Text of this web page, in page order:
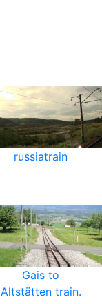
russiatrain
Gais to
Altstätten train.